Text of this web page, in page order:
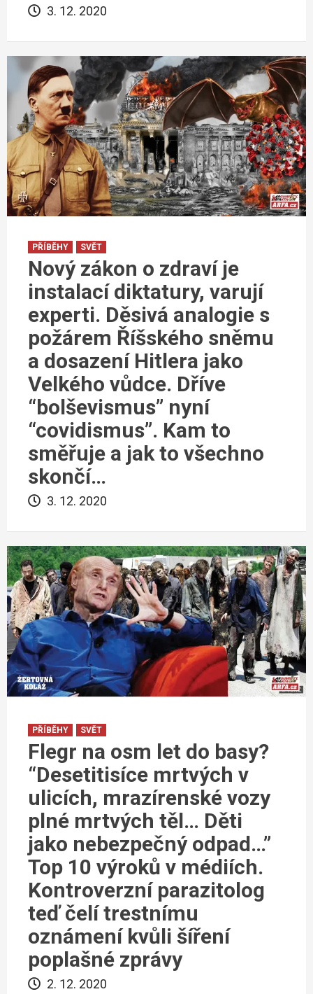
3. 12. 2020
PŘÍBĚHY SVĚT
Nový zákon o zdraví je
instalací diktatury, varují
experti. Děsivá analogie s
požárem Říšského sněmu
a dosazení Hitlera jako
Velkého vůdce. Dříve
“bolševismus” nyní
“covidismus”. Kam to
směřuje a jak to všechno
skončí…
3. 12. 2020
PŘÍBĚHY SVĚT
Flegr na osm let do basy?
“Desetitisíce mrtvých v
ulicích, mrazírenské vozy
plné mrtvých těl… Děti
jako nebezpečný odpad…”
Top 10 výroků v médiích.
Kontroverzní parazitolog
teď čelí trestnímu
oznámení kvůli šíření
poplašné zprávy
2. 12. 2020